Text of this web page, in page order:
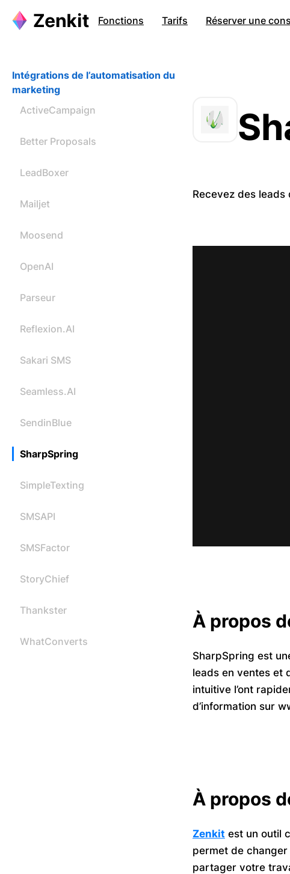
Fonctions Tarifs Réserver une
Intégrations de l’automatisation du
marketing
ActiveCampaign
Better Proposals
LeadBoxer
Mailjet
Moosend
OpenAI
Parseur
Reflexion.AI
Sakari SMS
Seamless.AI
SendinBlue
SharpSpring
SimpleTexting
SMSAPI
SMSFactor
StoryChief
Thankster
WhatConverts
Recevez des
À propos
SharpSpring est
leads en ventes et
intuitive l’ont
d’information sur
À propos
Zenkit est un outil
permet de
partager votre